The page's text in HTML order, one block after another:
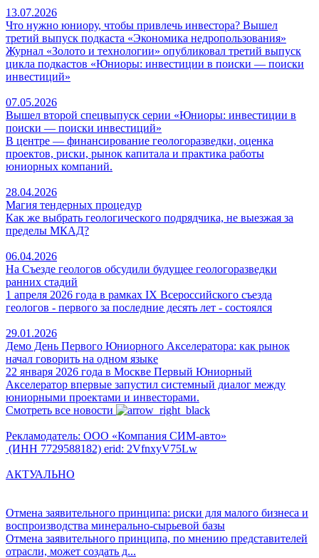
13.07.2026
Что нужно юниору, чтобы привлечь инвестора? Вышел
третий выпуск подкаста «Экономика недропользования»
Журнал «Золото и технологии» опубликовал третий выпуск
цикла подкастов «Юниоры: инвестиции в поиски — поиски
инвестиций»
07.05.2026
Вышел второй спецвыпуск серии «Юниоры: инвестиции в
поиски — поиски инвестиций»
В центре — финансирование геологоразведки, оценка
проектов, риски, рынок капитала и практика работы
юниорных компаний.
28.04.2026
Магия тендерных процедур
Как же выбрать геологического подрядчика, не выезжая за
пределы МКАД?
06.04.2026
На Съезде геологов обсудили будущее геологоразведки
ранних стадий
1 апреля 2026 года в рамках IX Всероссийского съезда
геологов - первого за последние десять лет - состоялся
29.01.2026
Демо День Первого Юниорного Акселератора: как рынок
начал говорить на одном языке
22 января 2026 года в Москве Первый Юниорный
Акселератор впервые запустил системный диалог между
юниорными проектами и инвесторами.
Смотреть все новости
Рекламодатель: ООО «Компания СИМ-авто»
(ИНН 7729588182) erid: 2VfnxyV75Lw
АКТУАЛЬНО
Отмена заявительного принципа: риски для малого бизнеса и
воспроизводства минерально-сырьевой базы
Отмена заявительного принципа, по мнению представителей
отрасли, может создать д...